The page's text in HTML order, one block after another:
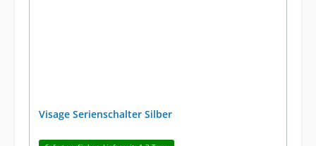
Visage Serienschalter Silber